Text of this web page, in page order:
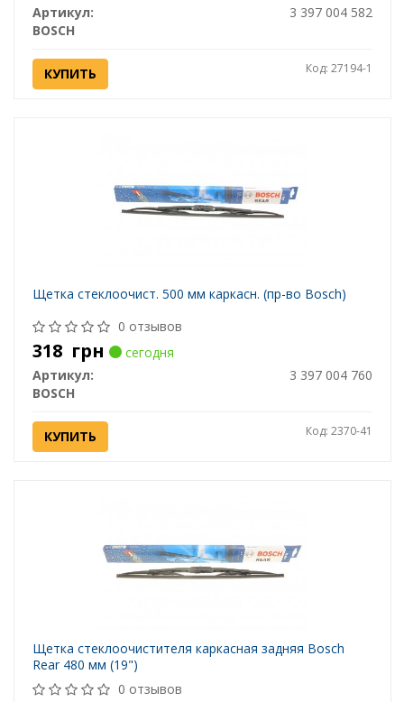
Артикул:
3 397 004 582
BOSCH
КУПИТЬ Код: 27194-1
Щетка стеклоочист. 500 мм каркасн. (пр-во Bosch)
0 отзывов
318 грн
сегодня
Артикул:
3 397 004 760
BOSCH
КУПИТЬ Код: 2370-41
Щетка стеклоочистителя каркасная задняя Bosch
Rear 480 мм (19")
0 отзывов